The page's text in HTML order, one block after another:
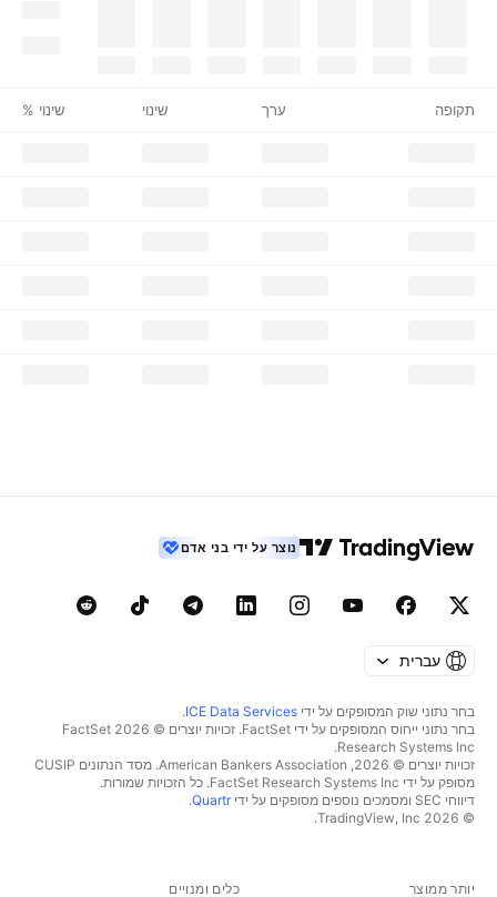
תקופה ערך שינוי שינוי %
נוצר על ידי בני אדם
עברית
בחר נתוני שוק המסופקים על ידי ICE Data Services
.
בחר נתוני ייחוס המסופקים על ידי FactSet. זכויות יוצרים © 2026 ‏FactSet
Research Systems Inc.‏
זכויות יוצרים © 2026, ‏American Bankers Association. מסד הנתונים CUSIP
מסופק על ידי FactSet Research Systems Inc. כל הזכויות שמורות.
דיווחי SEC ומסמכים נוספים מסופקים על ידי
Quartr
.
© 2026 ‏TradingView, Inc.‏
יותר ממוצר כלים ומנויים